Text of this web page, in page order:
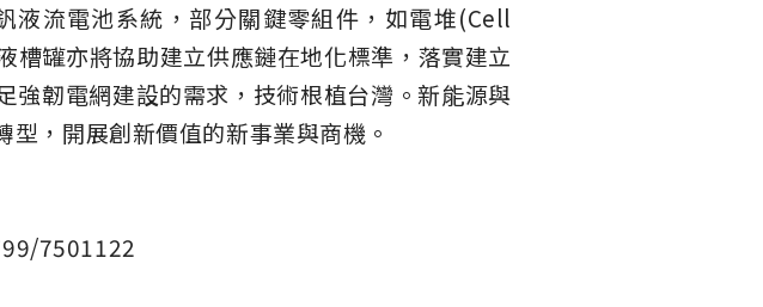
液流電池系統，部分關鍵零組件，如電堆(Cell
罐亦將協助建立供應鏈在地化標準，落實建立
韌電網建設的需求，技術根植台灣。新能源與
，開展創新價值的新事業與商機。
7501122